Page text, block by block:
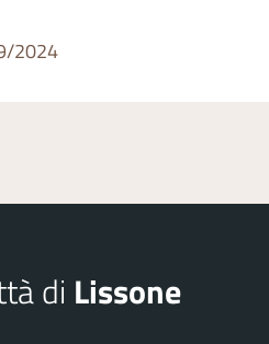
2024
di Lissone